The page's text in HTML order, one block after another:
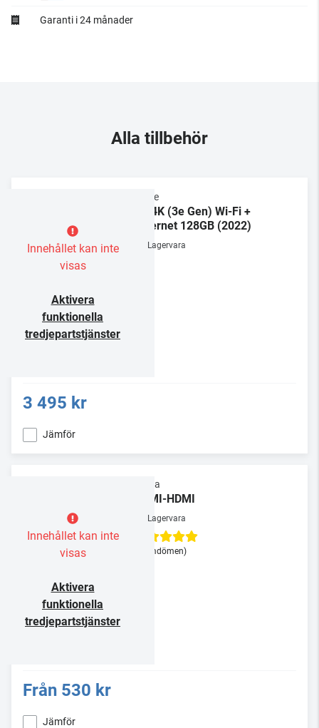
Garanti i 24 månader
Alla tillbehör
Innehållet kan inte
visas
Aktivera
funktionella
tredjepartstjänster
Apple
TV 4K (3e Gen) Wi-Fi +
Ethernet 128GB (2022)
Lagervara
3 495 kr
Jämför
Innehållet kan inte
visas
Aktivera
funktionella
tredjepartstjänster
Supra
HDMI-HDMI
Lagervara
(3 omdömen)
Från 530 kr
Jämför